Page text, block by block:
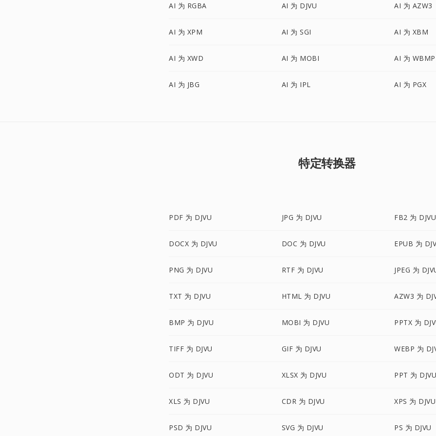
AI 为 RGBA AI 为 DJVU AI 为 AZW3
AI 为 XPM AI 为 SGI AI 为 XBM
AI 为 XWD AI 为 MOBI AI 为 WBMP
AI 为 JBG AI 为 IPL AI 为 PGX
特定转换器
PDF 为 DJVU JPG 为 DJVU FB2 为 DJVU
DOCX 为 DJVU DOC 为 DJVU EPUB 为
PNG 为 DJVU RTF 为 DJVU JPEG 为
TXT 为 DJVU HTML 为 DJVU AZW3 为
BMP 为 DJVU MOBI 为 DJVU PPTX 为
TIFF 为 DJVU GIF 为 DJVU WEBP 为
ODT 为 DJVU XLSX 为 DJVU PPT 为
XLS 为 DJVU CDR 为 DJVU XPS 为 DJVU
PSD 为 DJVU SVG 为 DJVU PS 为 DJVU